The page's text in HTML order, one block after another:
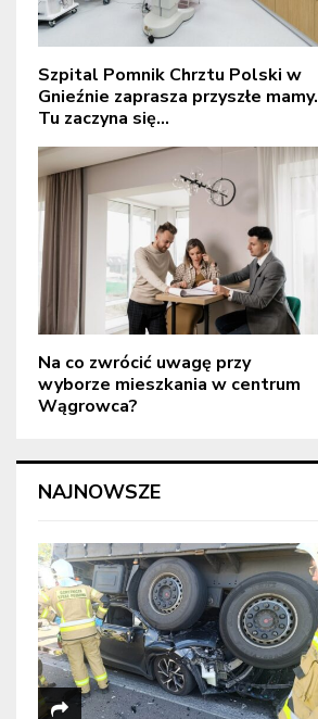
Szpital Pomnik Chrztu Polski w
Gnieźnie zaprasza przyszłe mamy.
Tu zaczyna się...
Na co zwrócić uwagę przy
wyborze mieszkania w centrum
Wągrowca?
NAJNOWSZE